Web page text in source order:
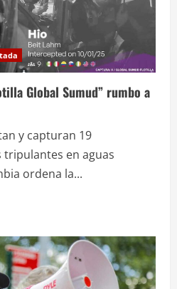
Global Sumud” rumbo a
y capturan 19
tripulantes en aguas
ordena la...